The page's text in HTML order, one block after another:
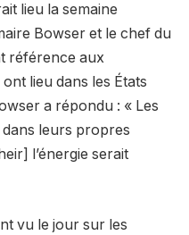
lieu la semaine
Bowser et le chef du
référence aux
lieu dans les États
a répondu : « Les
leurs propres
l’énergie serait
vu le jour sur les